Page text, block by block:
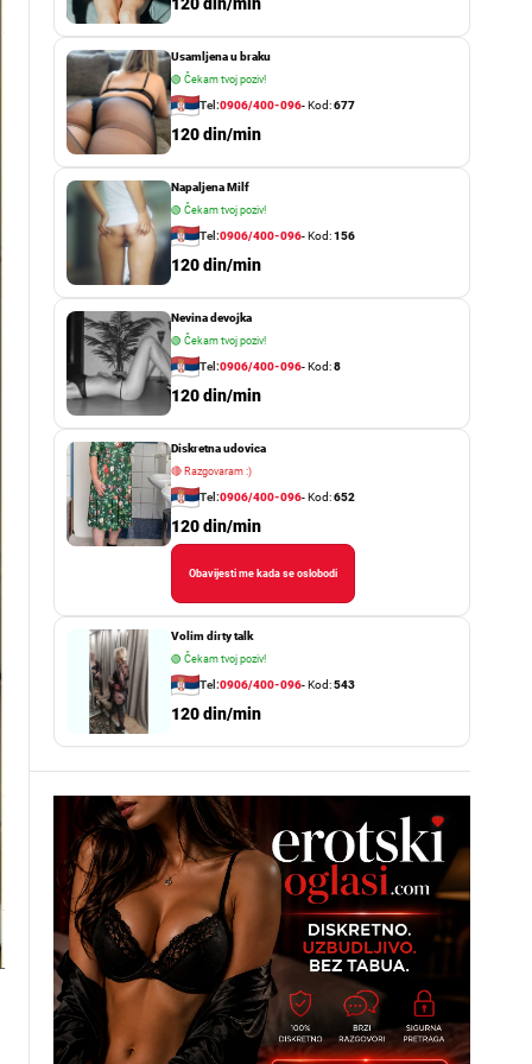
m
e
Usamljena u braku
🟢 Čekam tvoj poziv!
Tel:0906/400-096- Kod:677
120 din/min
Napaljena Milf
🟢 Čekam tvoj poziv!
Tel:0906/400-096- Kod:156
120 din/min
Nevina devojka
🟢 Čekam tvoj poziv!
Tel:0906/400-096- Kod:8
120 din/min
Diskretna udovica
🔴Razgovaram :)
Tel:0906/400-096- Kod:652
120 din/min
Obavijesti me kada se oslobodi
Volim dirty talk
🟢 Čekam tvoj poziv!
Tel:0906/400-096- Kod:543
120 din/min